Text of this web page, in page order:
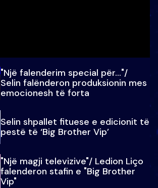
"Një falenderim special për…"/
Selin falënderon produksionin mes
emocionesh të forta
Selin shpallet fituese e edicionit të
pestë të ‘Big Brother Vip’
"Një magji televizive"/ Ledion Liço
falenderon stafin e "Big Brother
Vip"